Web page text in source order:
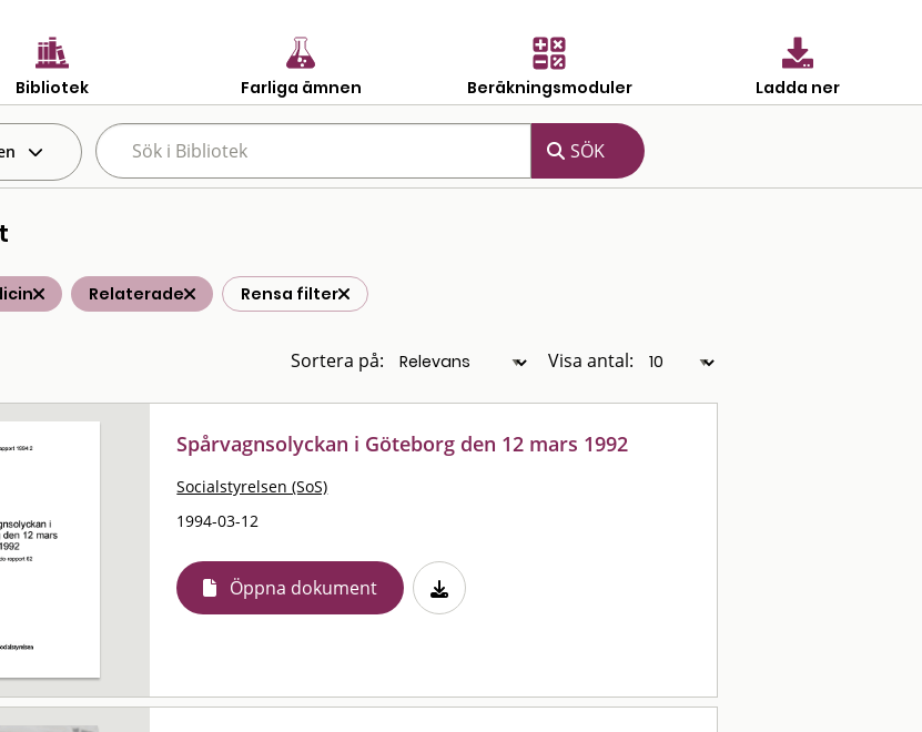
Bibliotek Farliga ämnen Beräkningsmoduler Ladda ner
Relaterade Rensa filter
Sortera på: Visa antal:
Spårvagnsolyckan i Göteborg den 12 mars 1992
Socialstyrelsen (SoS)
1994-03-12
Öppna dokument